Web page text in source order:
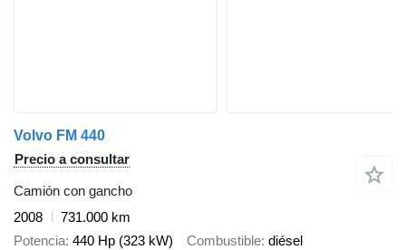
Volvo FM 440
Precio a consultar
Camión con gancho
2008
731.000 km
Potencia 440 Hp (323 kW) Combustible diésel